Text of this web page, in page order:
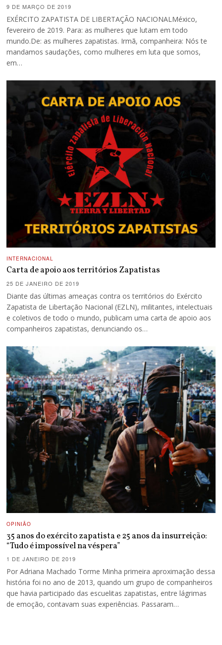
9 DE MARÇO DE 2019
EXÉRCITO ZAPATISTA DE LIBERTAÇÃO NACIONALMéxico,
fevereiro de 2019. Para: as mulheres que lutam em todo
mundo.De: as mulheres zapatistas. Irmã, companheira: Nós te
mandamos saudações, como mulheres em luta que somos,
em…
INTERNACIONAL
Carta de apoio aos territórios Zapatistas
25 DE JANEIRO DE 2019
Diante das últimas ameaças contra os territórios do Exército
Zapatista de Libertação Nacional (EZLN), militantes, intelectuais
e coletivos de todo o mundo, publicam uma carta de apoio aos
companheiros zapatistas, denunciando os…
OPINIÃO
35 anos do exército zapatista e 25 anos da insurreição:
“Tudo é impossível na véspera”
1 DE JANEIRO DE 2019
Por Adriana Machado Torme Minha primeira aproximação dessa
história foi no ano de 2013, quando um grupo de companheiros
que havia participado das escuelitas zapatistas, entre lágrimas
de emoção, contavam suas experiências. Passaram…